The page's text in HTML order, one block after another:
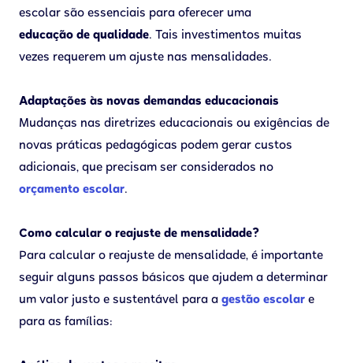
escolar são essenciais para oferecer uma
educação de qualidade. Tais investimentos muitas
vezes requerem um ajuste nas mensalidades.
Adaptações às novas demandas educacionais
Mudanças nas diretrizes educacionais ou exigências de
novas práticas pedagógicas podem gerar custos
adicionais, que precisam ser considerados no
orçamento escolar.
Como calcular o reajuste de mensalidade?
Para calcular o reajuste de mensalidade, é importante
seguir alguns passos básicos que ajudem a determinar
um valor justo e sustentável para a gestão escolar e
para as famílias: